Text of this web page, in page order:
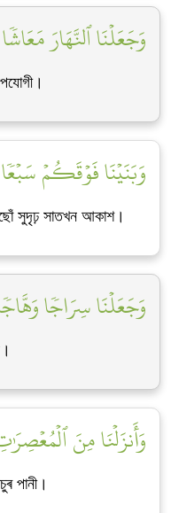
وَجَعَلۡنَا ٱلنَّهَارَ مَعَاشٗا
وَبَنَيۡنَا فَوۡقَكُمۡ سَبۡعٗا
সুদৃঢ় সাতখন আকাশ।
وَجَعَلۡنَا سِرَاجٗا وَهَّاجٗا
وَأَنزَلۡنَا مِنَ
পানী।